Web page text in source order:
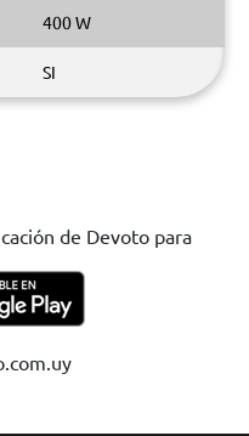
400 W
SI
de Devoto para